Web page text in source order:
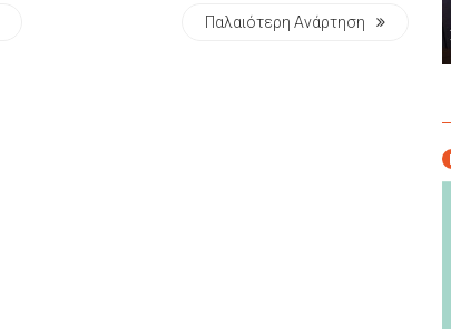
Παλαιότερη Ανάρτηση